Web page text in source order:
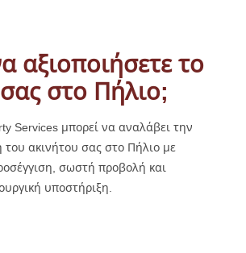
αξιοποιήσετε το
στο Πήλιο;
Services μπορεί να αναλάβει την
του ακινήτου σας στο Πήλιο με
σωστή προβολή και
υποστήριξη.